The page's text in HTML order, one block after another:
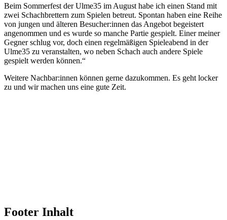
Beim Sommerfest der Ulme35 im August habe ich einen Stand mit
zwei Schachbrettern zum Spielen betreut. Spontan haben eine Reihe
von jungen und älteren Besucher:innen das Angebot begeistert
angenommen und es wurde so manche Partie gespielt. Einer meiner
Gegner schlug vor, doch einen regelmäßigen Spieleabend in der
Ulme35 zu veranstalten, wo neben Schach auch andere Spiele
gespielt werden können.“
Weitere Nachbar:innen können gerne dazukommen. Es geht locker
zu und wir machen uns eine gute Zeit.
Footer Inhalt